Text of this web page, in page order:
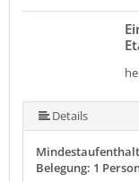
Details
Belegung: 1